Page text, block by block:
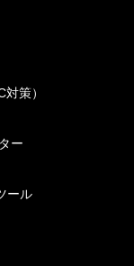
策）
ー
ール